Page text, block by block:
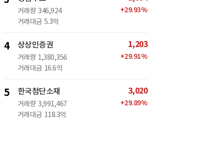
거래량 346,924
거래대금 5.3억
+29.93%
4 상상인증권
거래량 1,380,356
거래대금 16.6억
1,203
+29.91%
5 한국첨단소재
거래량 3,991,467
거래대금 118.3억
3,020
+29.89%